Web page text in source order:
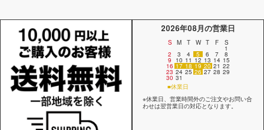
2026年08月の営業日
S M T W T F S
1
2 3 4 5 6 7 8
9 10 11 12 13 14 15
16 17 18 19 20 21 22
23 24 25 26 27 28 29
30 31
■休業日
※休業日、営業時間外のご注文やお問い合
わせは翌営業日の対応となります。